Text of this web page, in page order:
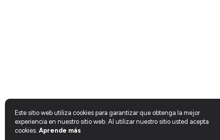
Este sitio web utiliza cookies para garantizar que obtenga la mejor
experiencia en nuestro sitio web. Al utilizar nuestro sitio usted acepta
cookies. Aprende más